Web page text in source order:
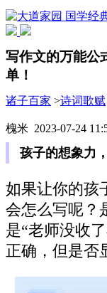
国学经
写作文的万能公
单！
诸子百家 >诗词歌赋
槐米 2023-07-24
孩子的想象力
如果让你的孩
会怎么写呢？
是“老师没收
正确，但是否